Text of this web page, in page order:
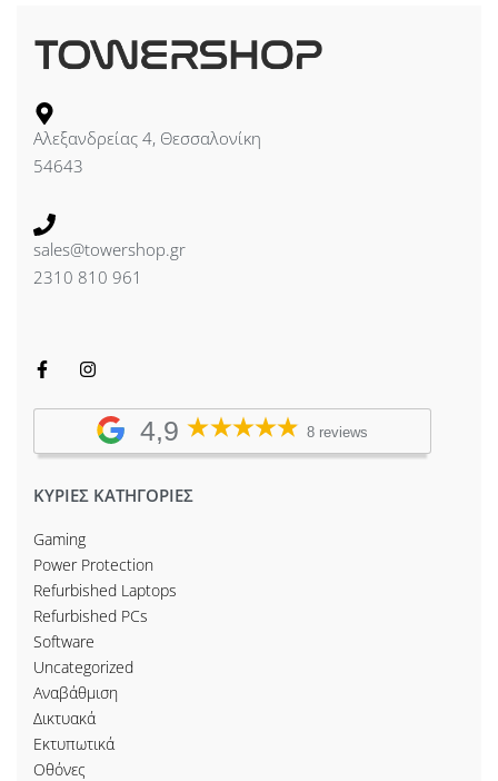
Αλεξανδρείας 4, Θεσσαλονίκη
54643
sales@towershop.gr
2310 810 961
4,9 8 reviews
ΚΥΡΙΕΣ ΚΑΤΗΓΟΡΙΕΣ
Gaming
Power Protection
Refurbished Laptops
Refurbished PCs
Software
Uncategorized
Αναβάθμιση
Δικτυακά
Εκτυπωτικά
Οθόνες